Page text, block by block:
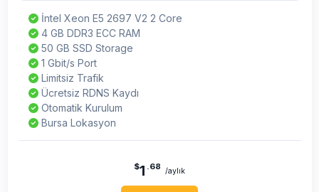
İntel Xeon E5 2697 V2 2 Core
4 GB DDR3 ECC RAM
50 GB SSD Storage
1 Gbit/s Port
Limitsiz Trafik
Ücretsiz RDNS Kaydı
Otomatik Kurulum
Bursa Lokasyon
$1 .68 /aylık